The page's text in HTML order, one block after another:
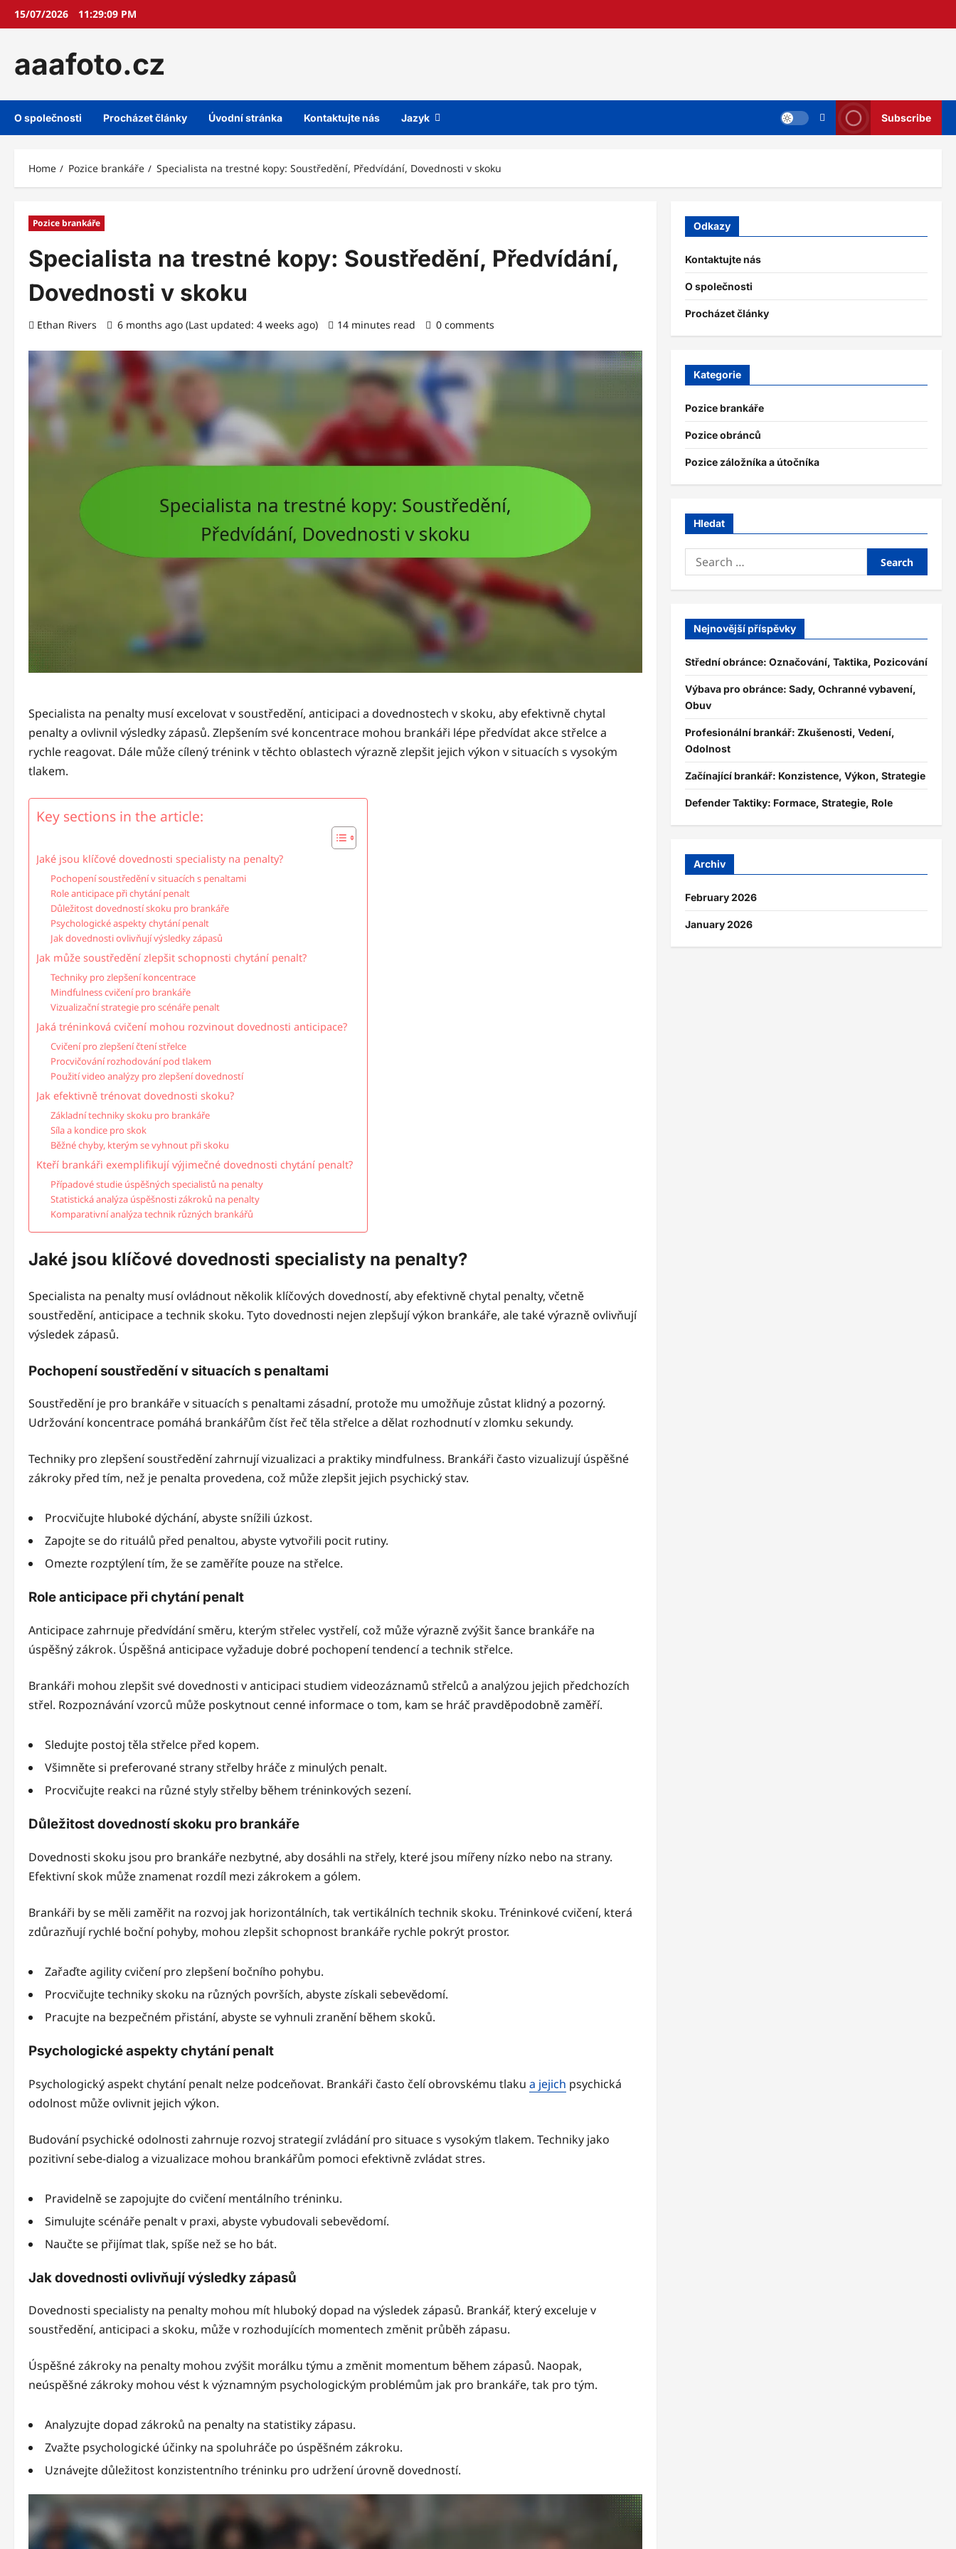
Skip15/07/2026 11:29:10 PM
aaafoto.cz
O společnosti Procházet články Úvodní stránka Kontaktujte nás Jazyk Subscribe
Home Pozice brankáře Specialista na trestné kopy: Soustředění, Předvídání, Dovednosti v skoku
Pozice brankáře
Specialista na trestné kopy: Soustředění, Předvídání,
Dovednosti v skoku
Ethan Rivers 6 months ago (Last updated: 4 weeks ago) 14 minutes read 0 comments
Specialista na penalty musí excelovat v soustředění, anticipaci a dovednostech v skoku, aby efektivně chytal
penalty a ovlivnil výsledky zápasů. Zlepšením své koncentrace mohou brankáři lépe předvídat akce střelce a
rychle reagovat. Dále může cílený trénink v těchto oblastech výrazně zlepšit jejich výkon v situacích s vysokým
tlakem.
Key sections in the article:
Jaké jsou klíčové dovednosti specialisty na penalty?
Pochopení soustředění v situacích s penaltami
Role anticipace při chytání penalt
Důležitost dovedností skoku pro brankáře
Psychologické aspekty chytání penalt
Jak dovednosti ovlivňují výsledky zápasů
Jak může soustředění zlepšit schopnosti chytání penalt?
Techniky pro zlepšení koncentrace
Mindfulness cvičení pro brankáře
Vizualizační strategie pro scénáře penalt
Jaká tréninková cvičení mohou rozvinout dovednosti anticipace?
Cvičení pro zlepšení čtení střelce
Procvičování rozhodování pod tlakem
Použití video analýzy pro zlepšení dovedností
Jak efektivně trénovat dovednosti skoku?
Základní techniky skoku pro brankáře
Síla a kondice pro skok
Běžné chyby, kterým se vyhnout při skoku
Kteří brankáři exemplifikují výjimečné dovednosti chytání penalt?
Případové studie úspěšných specialistů na penalty
Statistická analýza úspěšnosti zákroků na penalty
Komparativní analýza technik různých brankářů
Jaké jsou klíčové dovednosti specialisty na penalty?
Specialista na penalty musí ovládnout několik klíčových dovedností, aby efektivně chytal penalty, včetně
soustředění, anticipace a technik skoku. Tyto dovednosti nejen zlepšují výkon brankáře, ale také výrazně ovlivňují
výsledek zápasů.
Pochopení soustředění v situacích s penaltami
Soustředění je pro brankáře v situacích s penaltami zásadní, protože mu umožňuje zůstat klidný a pozorný.
Udržování koncentrace pomáhá brankářům číst řeč těla střelce a dělat rozhodnutí v zlomku sekundy.
Techniky pro zlepšení soustředění zahrnují vizualizaci a praktiky mindfulness. Brankáři často vizualizují úspěšné
zákroky před tím, než je penalta provedena, což může zlepšit jejich psychický stav.
Procvičujte hluboké dýchání, abyste snížili úzkost.
Zapojte se do rituálů před penaltou, abyste vytvořili pocit rutiny.
Omezte rozptýlení tím, že se zaměříte pouze na střelce.
Role anticipace při chytání penalt
Anticipace zahrnuje předvídání směru, kterým střelec vystřelí, což může výrazně zvýšit šance brankáře na
úspěšný zákrok. Úspěšná anticipace vyžaduje dobré pochopení tendencí a technik střelce.
Brankáři mohou zlepšit své dovednosti v anticipaci studiem videozáznamů střelců a analýzou jejich předchozích
střel. Rozpoznávání vzorců může poskytnout cenné informace o tom, kam se hráč pravděpodobně zaměří.
Sledujte postoj těla střelce před kopem.
Všimněte si preferované strany střelby hráče z minulých penalt.
Procvičujte reakci na různé styly střelby během tréninkových sezení.
Důležitost dovedností skoku pro brankáře
Dovednosti skoku jsou pro brankáře nezbytné, aby dosáhli na střely, které jsou mířeny nízko nebo na strany.
Efektivní skok může znamenat rozdíl mezi zákrokem a gólem.
Brankáři by se měli zaměřit na rozvoj jak horizontálních, tak vertikálních technik skoku. Tréninkové cvičení, která
zdůrazňují rychlé boční pohyby, mohou zlepšit schopnost brankáře rychle pokrýt prostor.
Zařaďte agility cvičení pro zlepšení bočního pohybu.
Procvičujte techniky skoku na různých površích, abyste získali sebevědomí.
Pracujte na bezpečném přistání, abyste se vyhnuli zranění během skoků.
Psychologické aspekty chytání penalt
Psychologický aspekt chytání penalt nelze podceňovat. Brankáři často čelí obrovskému tlaku a jejich psychická
odolnost může ovlivnit jejich výkon.
Budování psychické odolnosti zahrnuje rozvoj strategií zvládání pro situace s vysokým tlakem. Techniky jako
pozitivní sebe-dialog a vizualizace mohou brankářům pomoci efektivně zvládat stres.
Pravidelně se zapojujte do cvičení mentálního tréninku.
Simulujte scénáře penalt v praxi, abyste vybudovali sebevědomí.
Naučte se přijímat tlak, spíše než se ho bát.
Jak dovednosti ovlivňují výsledky zápasů
Dovednosti specialisty na penalty mohou mít hluboký dopad na výsledek zápasů. Brankář, který exceluje v
soustředění, anticipaci a skoku, může v rozhodujících momentech změnit průběh zápasu.
Úspěšné zákroky na penalty mohou zvýšit morálku týmu a změnit momentum během zápasů. Naopak,
neúspěšné zákroky mohou vést k významným psychologickým problémům jak pro brankáře, tak pro tým.
Analyzujte dopad zákroků na penalty na statistiky zápasu.
Zvažte psychologické účinky na spoluhráče po úspěšném zákroku.
Uznávejte důležitost konzistentního tréninku pro udržení úrovně dovedností.
Odkazy
Kontaktujte nás
O společnosti
Procházet články
Kategorie
Pozice brankáře
Pozice obránců
Pozice záložníka a útočníka
Hledat
Search
for:
Nejnovější příspěvky
Střední obránce: Označování, Taktika, Pozicování
Výbava pro obránce: Sady, Ochranné vybavení,
Obuv
Profesionální brankář: Zkušenosti, Vedení,
Odolnost
Začínající brankář: Konzistence, Výkon, Strategie
Defender Taktiky: Formace, Strategie, Role
Archiv
February 2026
January 2026